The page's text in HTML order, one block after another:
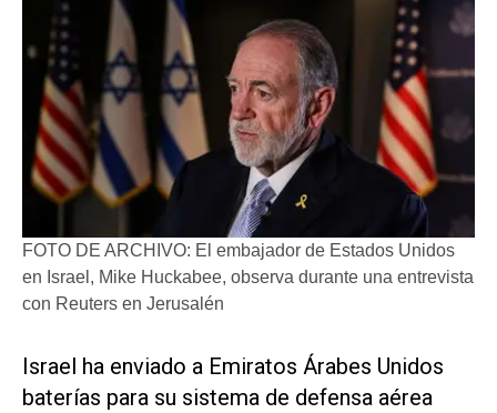
FOTO DE ARCHIVO: El embajador de Estados Unidos
en Israel, Mike Huckabee, observa durante una entrevista
con Reuters en Jerusalén
Israel ​ha enviado a Emiratos Árabes Unidos
baterías para su sistema de defensa aérea